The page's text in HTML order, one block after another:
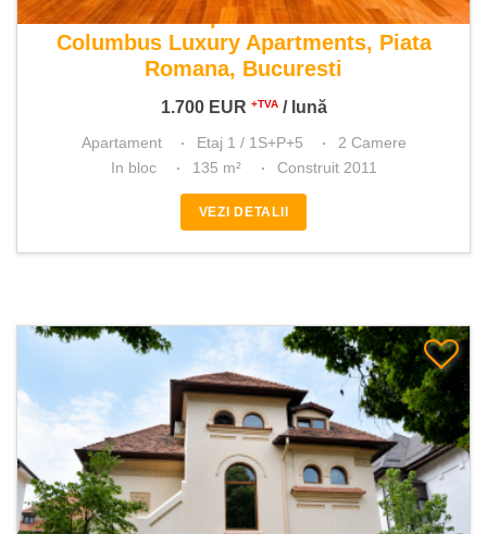
De inchiriat apartament 2 camere
Columbus Luxury Apartments, Piata
Romana, Bucuresti
1.700 EUR +TVA/ lună
Apartament Etaj 1 / 1S+P+5
2 Camere
In bloc
135 m² Construit 2011
VEZI DETALII